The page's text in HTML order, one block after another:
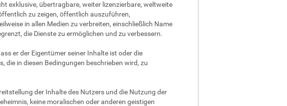
exklusive, übertragbare, weiter lizenzierbare, weltweite
zu zeigen, öffentlich auszuführen,
in allen Medien zu verbreiten, einschließlich Name
die Dienste zu ermöglichen und zu verbessern.
er der Eigentümer seiner Inhalte ist oder die
die in diesen Bedingungen beschrieben wird, zu
der Inhalte des Nutzers und die Nutzung der
keine moralischen oder anderen geistigen